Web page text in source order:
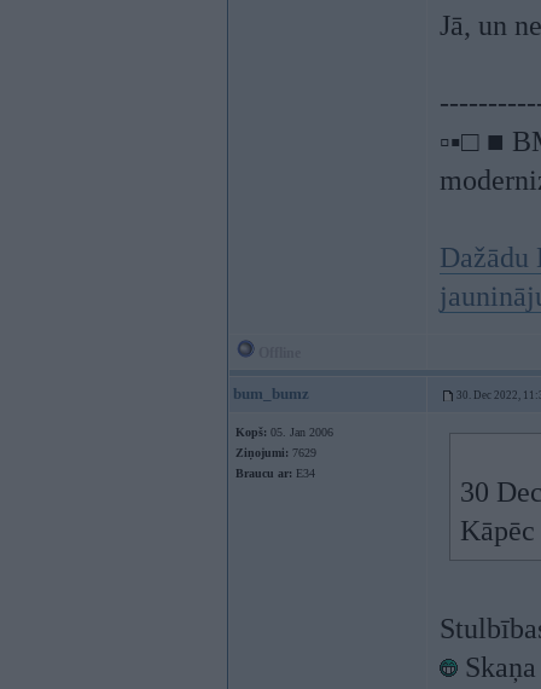
Jā, un
▫▪□ ■
bum_bumz 30. Dec 2022,
Kopš: 05. Jan 2006
Ziņojumi: 7629
Braucu ar: E34
30